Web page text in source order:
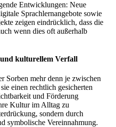
Entwicklungen: Neue
Sprachlernangebote sowie
zeigen eindrücklich, dass die
wenn dies oft außerhalb
kulturellem Verfall
Sorben mehr denn je zwischen
einen rechtlich gesicherten
und Förderung
Kultur im Alltag zu
sondern durch
symbolische Vereinnahmung.